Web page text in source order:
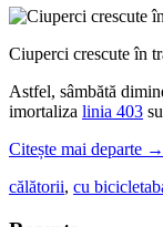
Ciuperci crescute în
Astfel, sâmbătă
imortaliza linia 403
Citește mai departe →
călătorii, cu bicicleta